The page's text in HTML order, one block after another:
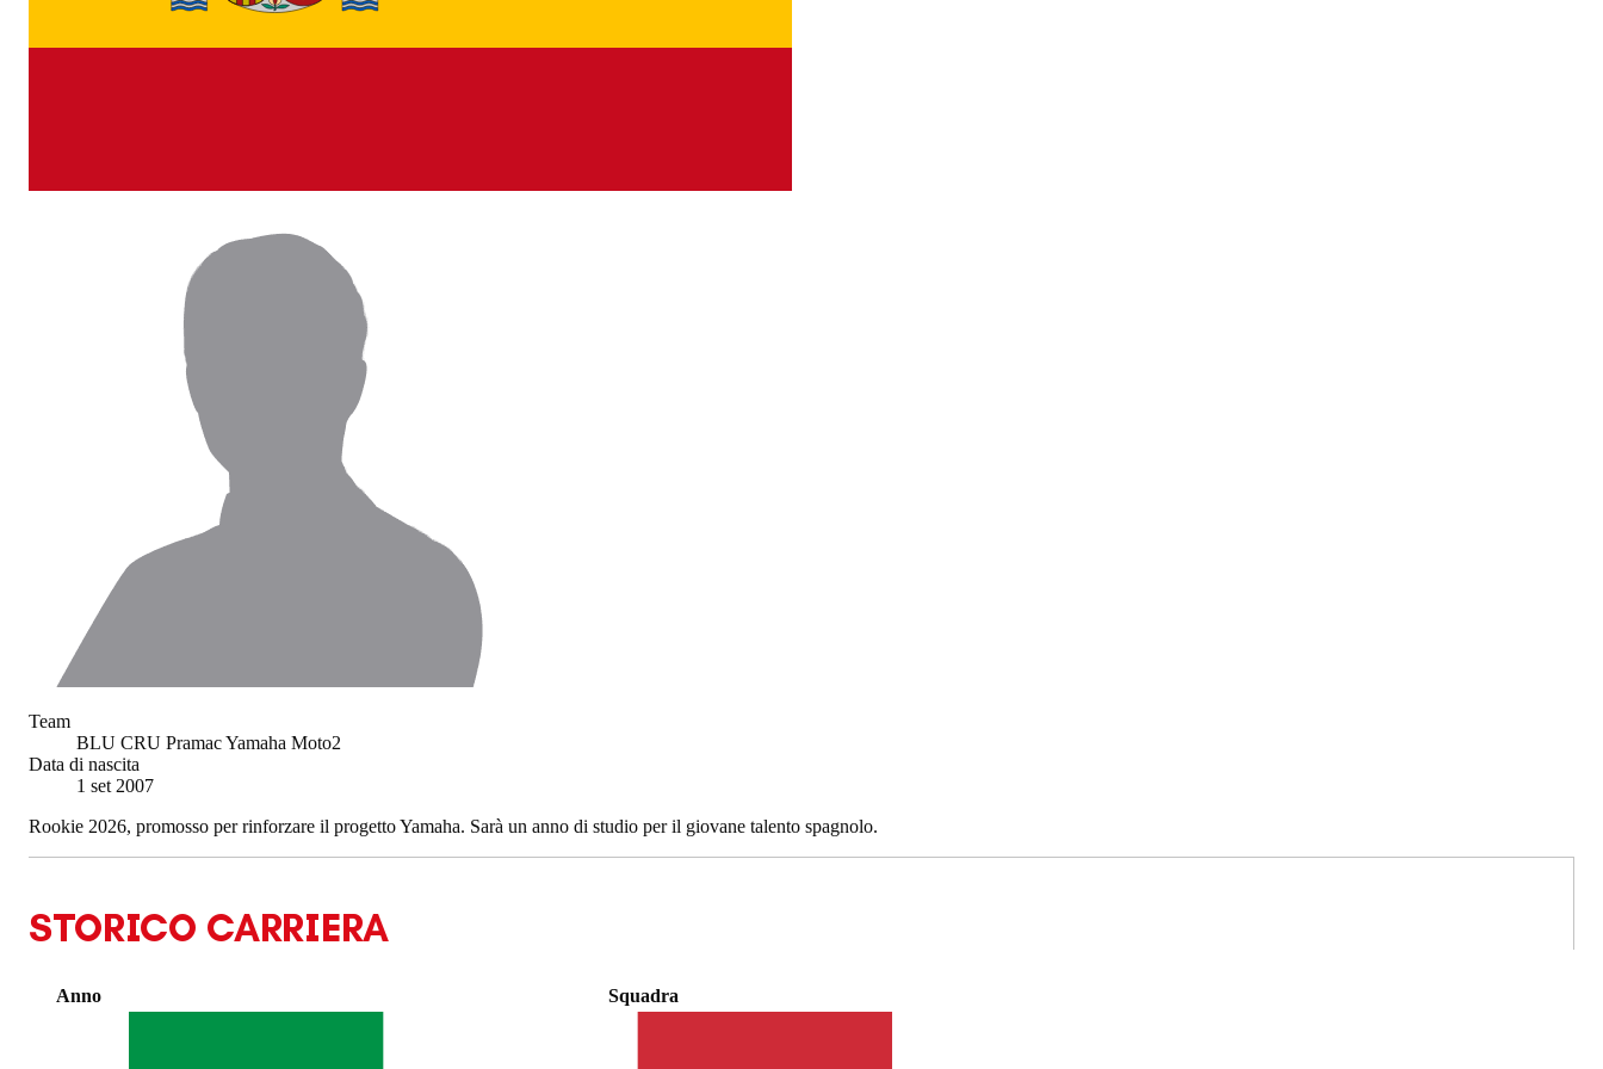
Team
BLU CRU Pramac Yamaha Moto2
Data di nascita
1 set 2007
Rookie 2026, promosso per rinforzare il progetto Yamaha. Sarà un anno di studio per il giovane talento spagnolo.
STORICO CARRIERA
Anno Squadra